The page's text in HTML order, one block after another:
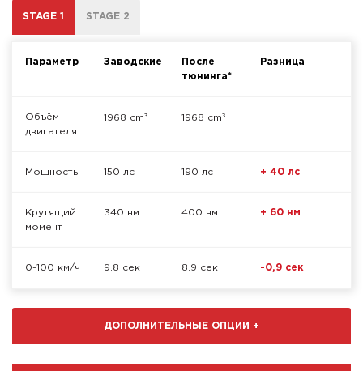
STAGE 1 STAGE 2
Параметр Заводские
После
тюнинга*
Разница
Объём
двигателя
1968 cm³ 1968 cm³
Мощность 150 лс 190 лс + 40 лс
Крутящий
момент
340 нм 400 нм + 60 нм
0-100 км/ч 9.8 сек 8.9 сек -0,9 сек
ДОПОЛНИТЕЛЬНЫЕ ОПЦИИ +